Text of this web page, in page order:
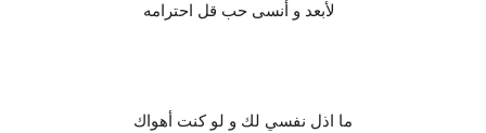
لأبعد و أنسى حب قل احترامه
ما اذل نفسي لك و لو كنت أهواك